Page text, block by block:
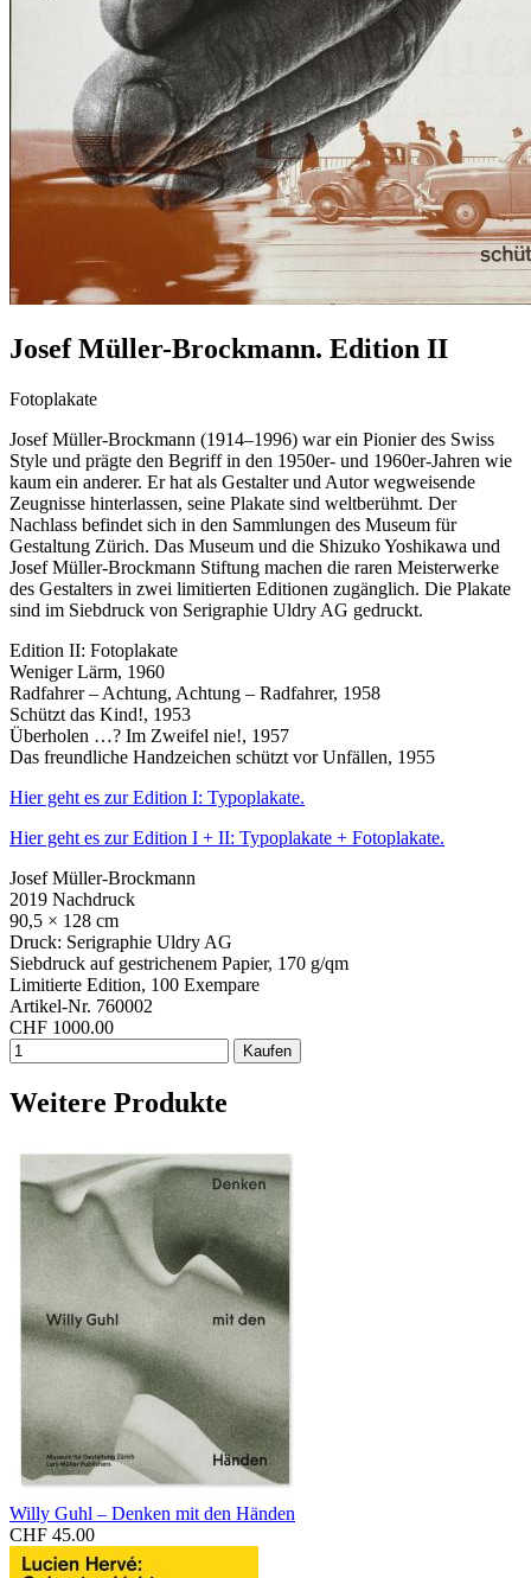
Josef Müller-Brockmann. Edition II
Fotoplakate
Josef Müller-Brockmann (1914–1996) war ein Pionier des Swiss
Style und prägte den Begriff in den 1950er- und 1960er-Jahren wie
kaum ein anderer. Er hat als Gestalter und Autor wegweisende
Zeugnisse hinterlassen, seine Plakate sind weltberühmt. Der
Nachlass befindet sich in den Sammlungen des Museum für
Gestaltung Zürich. Das Museum und die Shizuko Yoshikawa und
Josef Müller-Brockmann Stiftung machen die raren Meisterwerke
des Gestalters in zwei limitierten Editionen zugänglich. Die Plakate
sind im Siebdruck von Serigraphie Uldry AG gedruckt.
Edition II: Fotoplakate
Weniger Lärm, 1960
Radfahrer – Achtung, Achtung – Radfahrer, 1958
Schützt das Kind!, 1953
Überholen …? Im Zweifel nie!, 1957
Das freundliche Handzeichen schützt vor Unfällen, 1955
Hier geht es zur Edition I: Typoplakate.
Hier geht es zur Edition I + II: Typoplakate + Fotoplakate.
Josef Müller-Brockmann
2019 Nachdruck
90,5 × 128 cm
Druck: Serigraphie Uldry AG
Siebdruck auf gestrichenem Papier, 170 g/qm
Limitierte Edition, 100 Exempare
Artikel-Nr. 760002
CHF 1000.00
Weitere Produkte
Willy Guhl – Denken mit den Händen
CHF 45.00